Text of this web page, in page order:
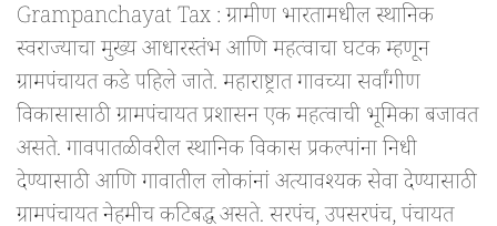
Grampanchayat Tax : ग्रामीण भारतामधील स्थानिक
स्वराज्याचा मुख्य आधारस्तंभ आणि महत्वाचा घटक म्हणून
ग्रामपंचायत कडे पहिले जाते. महाराष्ट्रात गावच्या सर्वांगीण
विकासासाठी ग्रामपंचायत प्रशासन एक महत्वाची भूमिका बजावत
असते. गावपातळीवरील स्थानिक विकास प्रकल्पांना निधी
देण्यासाठी आणि गावातील लोकांनां अत्यावश्यक सेवा देण्यासाठी
ग्रामपंचायत नेहमीच कटिबद्ध असते. सरपंच, उपसरपंच, पंचायत